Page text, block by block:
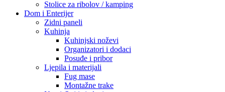
Stolice za ribolov / kamping
Dom i Enterijer
Zidni paneli
Kuhinja
Kuhinjski noževi
Organizatori i dodaci
Posuđe i pribor
Ljepila i materijali
Fug mase
Montažne trake